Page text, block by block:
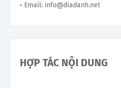
• Email: info@diadanh.net
HỢP TÁC NỘI DUNG